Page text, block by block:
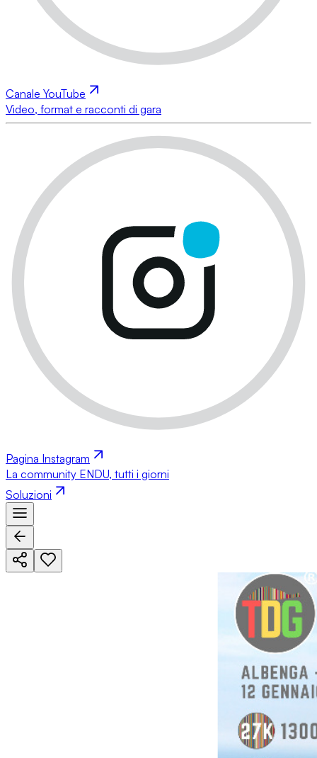
Canale YouTube
Video, format e racconti di gara
Pagina Instagram
La community ENDU, tutti i giorni
Soluzioni